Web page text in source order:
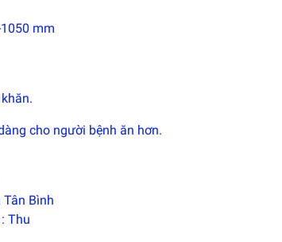
mm
cho người bệnh ăn hơn.
Tân Bình
Thu